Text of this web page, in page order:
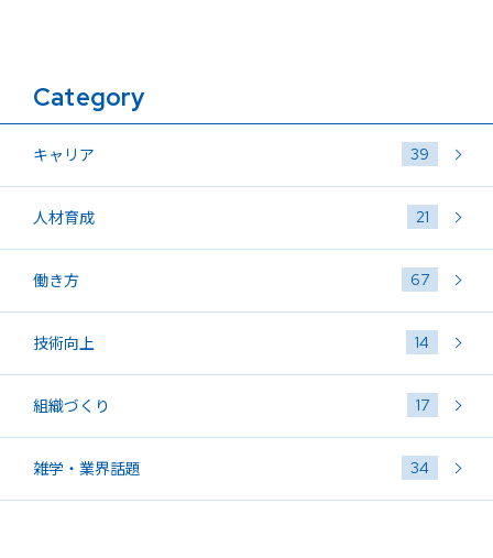
Category
キャリア 39
人材育成 21
働き方 67
技術向上 14
組織づくり 17
雑学・業界話題 34